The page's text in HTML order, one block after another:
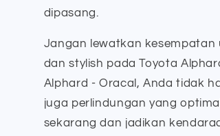
dipasang.
Jangan lewatkan
dan stylish pada Toyota
Alphard - Oracal, Anda tidak
juga perlindungan yang
sekarang dan jadikan